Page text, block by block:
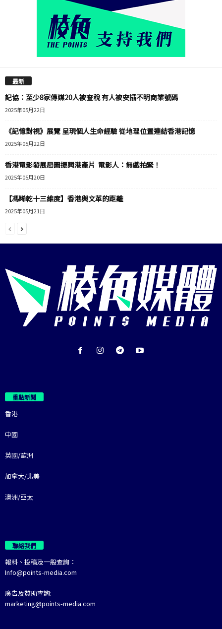
最新
記協：至少8家傳媒20人被查稅 有人被安插不明商業號碼
2025年05月22日
《記憶對視》展覽 呈現個人生命經驗 從地理位置連結香港記憶
2025年05月22日
香港電影發展局圖振興港產片 電影人：無戲拍緊！
2025年05月20日
【馮睎乾十三維度】香港與文革的距離
2025年05月21日
重點新聞
香港
中國
英國/歐洲
加拿大/北美
澳洲/亞太
聯絡我們
報料、投稿及一般查詢：
Info@points-media.com
廣告及贊助查詢:
marketing@points-media.com